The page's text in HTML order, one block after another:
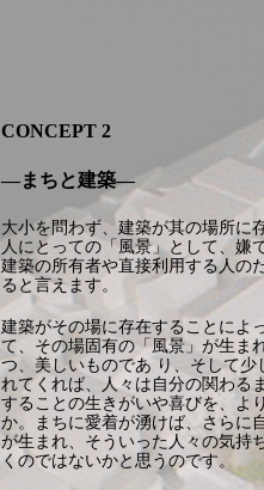
CONCEPT 2
―まちと建築―
大小を問わず、建築が其の場所に
人にとっての「風景」として、嫌
建築の所有者や直接利用する人の
ると言えます。
建築がその場に存在することによ
て、その場固有の「風景」が生ま
つ、美しいものであ り、そして少
れてくれば、人々は自分の関わる
することの生きがいや喜びを、よ
か。まちに愛着が湧けば、さらに
が生まれ、そういった人々の気持
くのではないかと思うのです。